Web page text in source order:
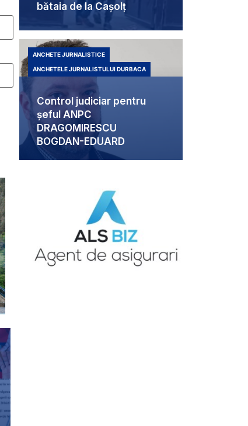
bătaia de la Cașolț
Control judiciar pentru
șeful ANPC
DRAGOMIRESCU
BOGDAN-EDUARD
ANCHETE JURNALISTICE
ANCHETELE JURNALISTULUI DURBACA
Copilul unei mame 19 ani
însărcinată a IV-a oară,
înecat la doar 5 anișori –
ANCHETE JURNALISTICE
ANCHETELE JURNALISTULUI DURBACA